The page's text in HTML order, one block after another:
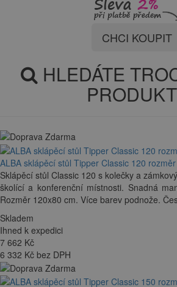
CHCI KOUPIT
HLEDÁTE
ALBA sklápěcí stůl Tipper Classic 120
Sklápěcí stůl Classic 120 s kolečky a
školící a konferenční místnosti. Snadná
Rozměr 120x80 cm. Více barev podnože.
Skladem
Ihned k expedici
7 662 Kč
6 332 Kč bez DPH